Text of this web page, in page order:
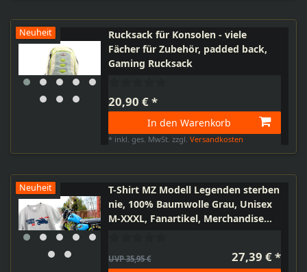
Neuheit
Rucksack für Konsolen - viele
Fächer für Zubehör, padded back,
Gaming Rucksack
20,90 € *
In den Warenkorb
* inkl. ges. MwSt. zzgl.Versandkosten
Neuheit
T-Shirt MZ Modell Legenden sterben
nie, 100% Baumwolle Grau, Unisex
M-XXXL, Fanartikel, Merchandise
UVP 35,95 € 27,39 € *